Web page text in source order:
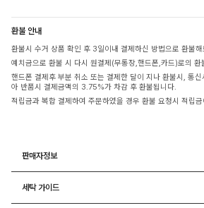
환불 안내
환불시 수거 상품 확인 후 3일이내 결제하신 방법으로 환불
예치금으로 환불 시 다시 원결제(무통장,핸드폰,카드)로의 환
핸드폰 결제후 부분 취소 또는 결제한 달이 지나 환불시, 통
아 반품시 결제금액의 3.75%가 차감 후 환불됩니다.
적립금과 복합 결제하여 주문하였을 경우 환불 요청시 적립
판매자정보
세탁 가이드